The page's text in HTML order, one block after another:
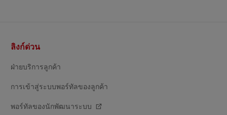
ท้าย
ลิงก์ด่วน
ฝ่ายบริการลูกค้า
การเข้าสู่ระบบพอร์ทัลของลูกค้า
พอร์ทัลของนักพัฒนาระบบ